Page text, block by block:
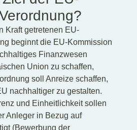
Kraft getretenen EU-
beginnt die EU-Kommission
Finanzwesen
Union zu schaffen,
soll Anreize schaffen,
nachhaltiger zu gestalten.
und Einheitlichkeit sollen
Anleger in Bezug auf
(Bewerbung der